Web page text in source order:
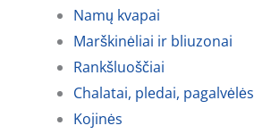
Namų kvapai
Marškinėliai ir bliuzonai
Rankšluoščiai
Chalatai, pledai, pagalvėlės
Kojinės